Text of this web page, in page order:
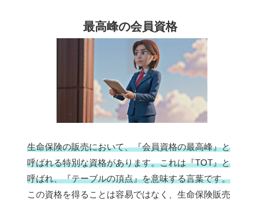
最高峰の会員資格
生命保険の販売において、『会員資格の最高峰』と
呼ばれる特別な資格があります。これは『TOT』と
呼ばれ、『テーブルの頂点』を意味する言葉です。
この資格を得ることは容易ではなく、生命保険販売